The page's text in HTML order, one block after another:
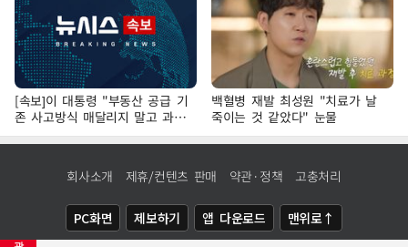
[속보]이 대통령 "부동산 공급 기
존 사고방식 매달리지 말고 과감
히 실천"
백혈병 재발 최성원 "치료가 날
죽이는 것 같았다" 눈물
회사소개 제휴/컨텐츠 판매 약관·정책 고충처리
PC화면 제보하기 앱 다운로드 맨위로↑